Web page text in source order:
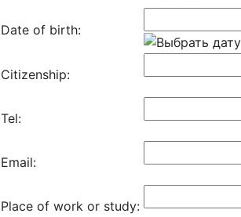
Date of birth:
Citizenship:
Tel:
Email:
Place of work or study: